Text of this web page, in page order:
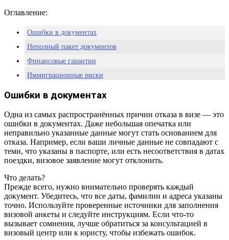
Оглавление:
Ошибки в документах
Неполный пакет документов
Финансовые гарантии
Иммиграционные риски
Другие причины отказа
Часто задаваемые вопросы (FAQ)
Ошибки в документах
Одна из самых распространённых причин отказа в визе — это
ошибки в документах. Даже небольшая опечатка или
неправильно указанные данные могут стать основанием для
отказа. Например, если ваши личные данные не совпадают с
теми, что указаны в паспорте, или есть несоответствия в датах
поездки, визовое заявление могут отклонить.
Что делать?
Прежде всего, нужно внимательно проверять каждый
документ. Убедитесь, что все даты, фамилии и адреса указаны
точно. Используйте проверенные источники для заполнения
визовой анкеты и следуйте инструкциям. Если что-то
вызывает сомнения, лучше обратиться за консультацией в
визовый центр или к юристу, чтобы избежать ошибок.